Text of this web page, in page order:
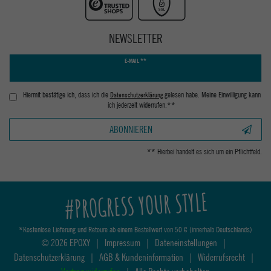
NEWSLETTER
E-MAIL **
Hiermit bestätige ich, dass ich die Daten­schutz­erklärunggelesen habe. Meine Einwilligung kann
ich jederzeit widerrufen.**
ABONNIEREN
** Hierbei handelt es sich um ein Pflichtfeld.
#PROGRESS YOUR STYLE
*Kostenlose Lieferung und Retoure ab einem Bestellwert von 50 € (innerhalb Deutschlands)
© 2026 EPOXY | Impressum | Dateneinstellungen |
Datenschutzerklärung | AGB & Kundeninformation | Widerrufsrecht |